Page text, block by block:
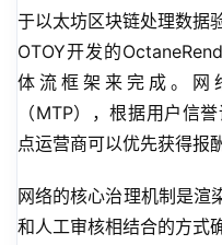
于以太坊区块链处理数据
OTOY开发的
体流框架来完成。网
（MTP），根据用户信
点运营商可以优先获得报
网络的核心治理机制是渲
和人工审核相结合的方式